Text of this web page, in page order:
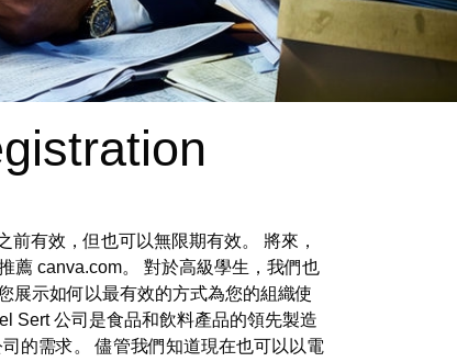
有效，但也可以無限期有效。 將來，
薦 canva.com。 對於高級學生，我們也
展示如何以最有效的方式為您的組織使
Sert 公司是食品和飲料產品的領先製造
的需求。 儘管我們知道現在也可以以電